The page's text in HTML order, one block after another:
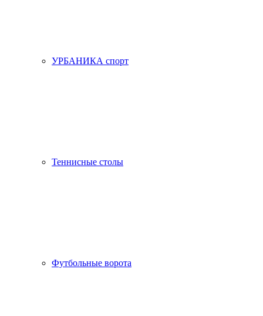
УРБАНИКА спорт
Теннисные столы
Футбольные ворота